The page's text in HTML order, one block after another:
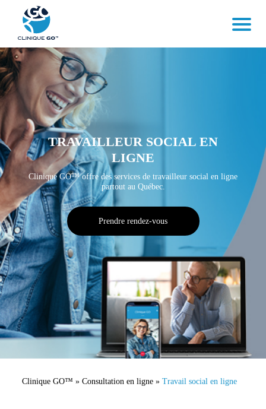
TRAVAILLEUR SOCIAL EN
LIGNE
Clinique GO™ offre des services de travailleur social en ligne
partout au Québec.
Prendre rendez-vous
Clinique GO™ » Consultation en ligne » Travail social en ligne